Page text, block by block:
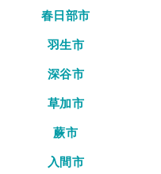
春日部市
羽生市
深谷市
草加市
蕨市
入間市